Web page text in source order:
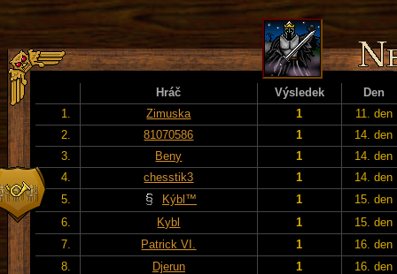
Hráč Výsledek
Den
1.
Zimuska 1
11. den
2.
81070586 1
14. den
3.
Beny 1
14. den
4.
chesstik3 1
14. den
5.
Kýbl™ 1
15. den
6.
Kybl 1
15. den
7.
Patrick VI. 1
16. den
8.
Djerun 1
16. den